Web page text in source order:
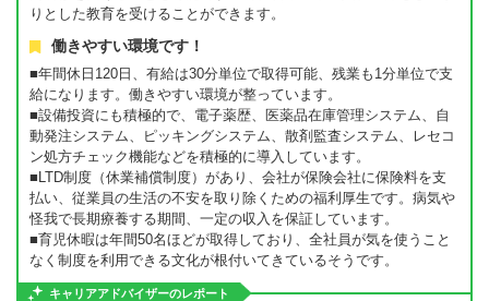
りとした教育を受けることができます。
働きやすい環境です！
■年間休日120日、有給は30分単位で取得可能、残業も1分単位で支
給になります。働きやすい環境が整っています。
■設備投資にも積極的で、電子薬歴、医薬品在庫管理システム、自
動発注システム、ピッキングシステム、散剤監査システム、レセコ
ン処方チェック機能などを積極的に導入しています。
■LTD制度（休業補償制度）があり、会社が保険会社に保険料を支
払い、従業員の生活の不安を取り除くための福利厚生です。病気や
怪我で長期療養する期間、一定の収入を保証しています。
■育児休暇は年間50名ほどが取得しており、全社員が気を使うこと
なく制度を利用できる文化が根付いてきているそうです。
キャリアアドバイザーのレポート